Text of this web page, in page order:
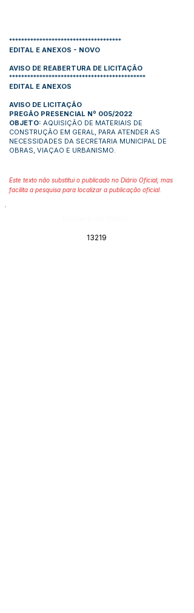
*************************************
EDITAL E ANEXOS - NOVO
AVISO DE REABERTURA DE LICITAÇÃO
*********************************************
EDITAL E ANEXOS
AVISO DE LICITAÇÃO
PREGÃO PRESENCIAL Nº 005/2022
OBJETO: AQUISIÇÃO DE MATERIAIS DE
CONSTRUÇÃO EM GERAL, PARA ATENDER AS
NECESSIDADES DA SECRETARIA MUNICIPAL DE
OBRAS, VIAÇAO E URBANISMO.
Este texto não substitui o publicado no Diário Oficial, mas
facilita a pesquisa para localizar a publicação oficial.
13219